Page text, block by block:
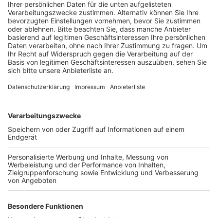
Veröffentlicht:Donnerstag, 16.07.2020 18:41
Anzeige
Die Corona-Pandemie habe die Entscheidung
beeinflusst. Außerdem habe es oft Einbrüche und
Rheinauhafen Schluss. Die Bude ist seit 60 Jahren in
Familienbesitz. Die Kölner Tatort-Kommissare Ballauf
und Schenk haben der Wurstbude zu bundesweiter
Prominenz verholfen. Damit die perfekte Köln-Kulisse
inklusive Dom stimmt, wurde der Imbiss vom
Rheinauhafen für die Dreharbeiten auf die andere
Rheinseite geschafft. Die Familie will die Wurstbude
dem Freilichtmuseum in Kommern vermachen. Ob die